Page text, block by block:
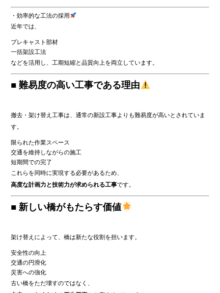
・効率的な工法の採用
近年では、
プレキャスト部材
一括架設工法
などを活用し、工期短縮と品質向上を両立しています。
■ 難易度の高い工事である理由
撤去・架け替え工事は、通常の新設工事よりも難易度が高いとされていま
す。
限られた作業スペース
交通を維持しながらの施工
短期間での完了
これらを同時に実現する必要があるため、
高度な計画力と技術力が求められる工事です。
■ 新しい橋がもたらす価値
架け替えによって、橋は新たな役割を担います。
安全性の向上
交通の円滑化
災害への強化
古い橋をただ壊すのではなく、